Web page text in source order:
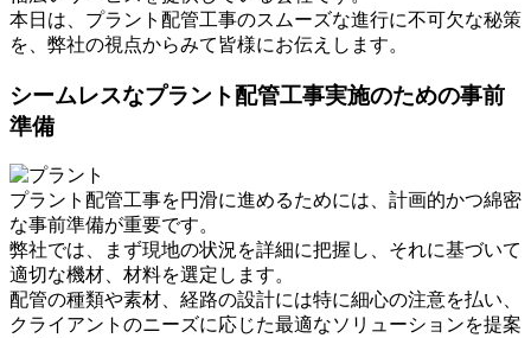
本日は、プラント配管工事のスムーズな進行に不可欠な秘策
を、弊社の視点からみて皆様にお伝えします。
シームレスなプラント配管工事実施のための事前
準備
プラント配管工事を円滑に進めるためには、計画的かつ綿密
な事前準備が重要です。
弊社では、まず現地の状況を詳細に把握し、それに基づいて
適切な機材、材料を選定します。
配管の種類や素材、経路の設計には特に細心の注意を払い、
クライアントのニーズに応じた最適なソリューションを提案